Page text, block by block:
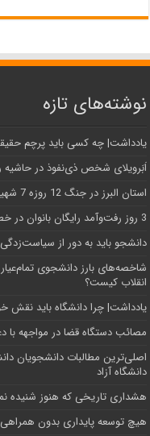
نوشته‌های تازه
یادداشت| ‌چه کسی باید پرچم
اَبَر‌ویلای شخص ذی‌نفوذ در
استان البرز در جنگ 12 روزه 7 شهید دانشجو تقدیم انقلاب کرد
3 روز رفت‌وآمد رایگان بانوان در خطوط اتوبوسرانی شهری کرج
دانشجو باید به دور از
شاخصه‌های بارز دانشجوی تمام‌عیار
انقلاب کیست؟
یادداشت| چرا دانشگاه باید نقش
مصائب دستگاه قضا در مواجهه با
اصلی‌ترین مطالبات دانشجویان
دانشگاه آز‌اد
هشداری تاریخی که هنوز شنیده
هیچ توسعه پایداری بدون